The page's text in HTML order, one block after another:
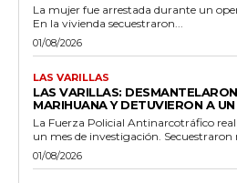
La mujer fue arrestada durante un
En la vivienda secuestraron...
01/08/2026
LAS VARILLAS
LAS VARILLAS:
MARIHUANA Y DETUVIERON A
La Fuerza Policial Antinarcotráfico
un mes de investigación. Secuestraron
01/08/2026